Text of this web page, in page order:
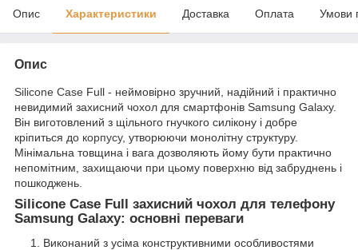
Опис Характеристики Доставка Оплата Умови
Опис
Silicone Case Full - неймовірно зручний, надійний і практично
невидимий захисний чохол для смартфонів Samsung Galaxy.
Він виготовлений з щільного гнучкого силікону і добре
кріпиться до корпусу, утворюючи монолітну структуру.
Мінімальна товщина і вага дозволяють йому бути практично
непомітним, захищаючи при цьому поверхню від забруднень і
пошкоджень.
Silicone Case Full захисний чохол для телефону
Samsung Galaxy: основні переваги
Виконаний з усіма конструктивними особливостями